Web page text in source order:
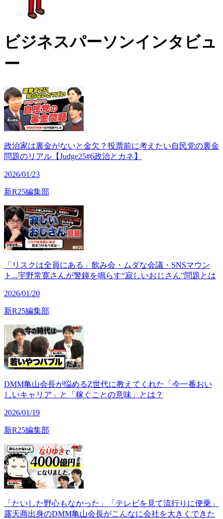
ビジネスパーソンインタビュ
ー
政治家は裏金がないと金欠？投票前に考えたい自民党の裏金
問題のリアル【Judge25#6政治とカネ】
2026/01/23
新R25編集部
「リスクは全員にある」飲み会・ムダな会議・SNSマウン
ト...宇野常寛さんが警鐘を鳴らす“寂しいおじさん”問題とは
2026/01/20
新R25編集部
DMM亀山会長が悩めるZ世代に教えてくれた「今一番おい
しいキャリア」と「稼ぐことの意味」とは？
2026/01/19
新R25編集部
「たいした野心もなかった」「テレビを見て流行りに便乗」
露天商出身のDMM亀山会長がこんなに会社を大きくできた